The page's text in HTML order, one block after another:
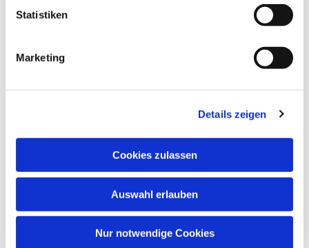
Statistiken
Marketing
Details zeigen
Cookies zulassen
Auswahl erlauben
Nur notwendige Cookies
Dies könnte Sie auch